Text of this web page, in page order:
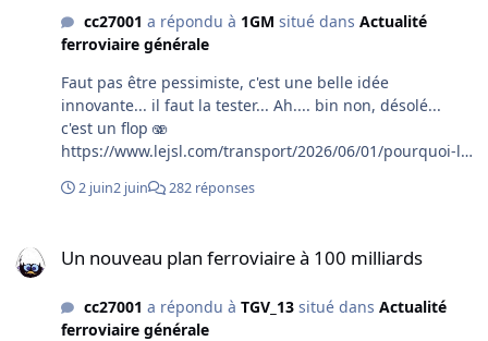
cc27001 a répondu à 1GM situé dans Actualité
ferroviaire générale
Faut pas être pessimiste, c'est une belle idée
innovante... il faut la tester... Ah.... bin non, désolé...
c'est un flop 🫨
https://www.lejsl.com/transport/2026/06/01/pourquoi-le-
at_content=photo&at_source=nonli
2 juin2 juin 282 réponses
Un nouveau plan ferroviaire à 100 milliards
cc27001 a répondu à TGV_13situé dans Actualité
ferroviaire générale